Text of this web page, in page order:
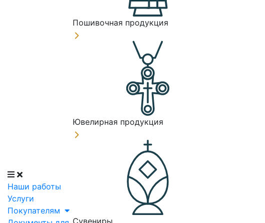
Наши работы
Услуги
Покупателям
Пошивочная продукция
Ювелирная продукция
Сувениры